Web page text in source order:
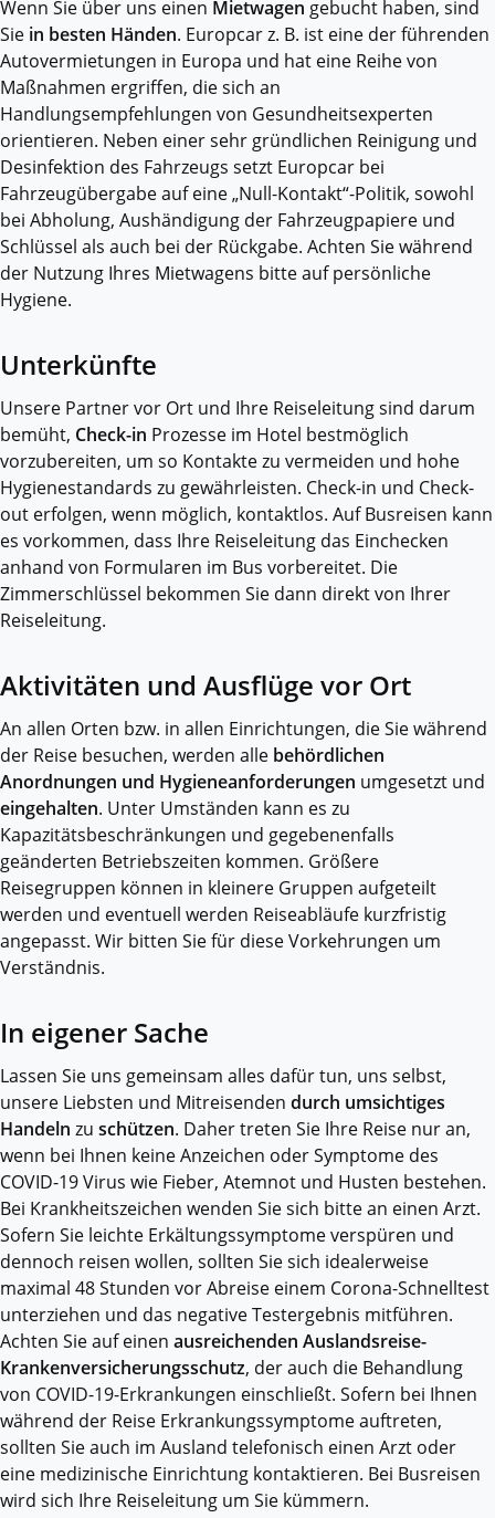
Wenn Sie über uns einen Mietwagen gebucht haben, sind
Sie in besten Händen. Europcar z. B. ist eine der führenden
Autovermietungen in Europa und hat eine Reihe von
Maßnahmen ergriffen, die sich an
Handlungsempfehlungen von Gesundheitsexperten
orientieren. Neben einer sehr gründlichen Reinigung und
Desinfektion des Fahrzeugs setzt Europcar bei
Fahrzeugübergabe auf eine „Null-Kontakt“-Politik, sowohl
bei Abholung, Aushändigung der Fahrzeugpapiere und
Schlüssel als auch bei der Rückgabe. Achten Sie während
der Nutzung Ihres Mietwagens bitte auf persönliche
Hygiene.
Unterkünfte
Unsere Partner vor Ort und Ihre Reiseleitung sind darum
bemüht, Check-in Prozesse im Hotel bestmöglich
vorzubereiten, um so Kontakte zu vermeiden und hohe
Hygienestandards zu gewährleisten. Check-in und Check-
out erfolgen, wenn möglich, kontaktlos. Auf Busreisen kann
es vorkommen, dass Ihre Reiseleitung das Einchecken
anhand von Formularen im Bus vorbereitet. Die
Zimmerschlüssel bekommen Sie dann direkt von Ihrer
Reiseleitung.
Aktivitäten und Ausflüge vor Ort
An allen Orten bzw. in allen Einrichtungen, die Sie während
der Reise besuchen, werden alle behördlichen
Anordnungen und Hygieneanforderungen umgesetzt und
eingehalten. Unter Umständen kann es zu
Kapazitätsbeschränkungen und gegebenenfalls
geänderten Betriebszeiten kommen. Größere
Reisegruppen können in kleinere Gruppen aufgeteilt
werden und eventuell werden Reiseabläufe kurzfristig
angepasst. Wir bitten Sie für diese Vorkehrungen um
Verständnis.
In eigener Sache
Lassen Sie uns gemeinsam alles dafür tun, uns selbst,
unsere Liebsten und Mitreisenden durch umsichtiges
Handeln zu schützen. Daher treten Sie Ihre Reise nur an,
wenn bei Ihnen keine Anzeichen oder Symptome des
COVID-19 Virus wie Fieber, Atemnot und Husten bestehen.
Bei Krankheitszeichen wenden Sie sich bitte an einen Arzt.
Sofern Sie leichte Erkältungssymptome verspüren und
dennoch reisen wollen, sollten Sie sich idealerweise
maximal 48 Stunden vor Abreise einem Corona-Schnelltest
unterziehen und das negative Testergebnis mitführen.
Achten Sie auf einen ausreichenden Auslandsreise-
Krankenversicherungsschutz, der auch die Behandlung
von COVID-19-Erkrankungen einschließt. Sofern bei Ihnen
während der Reise Erkrankungssymptome auftreten,
sollten Sie auch im Ausland telefonisch einen Arzt oder
eine medizinische Einrichtung kontaktieren. Bei Busreisen
wird sich Ihre Reiseleitung um Sie kümmern.